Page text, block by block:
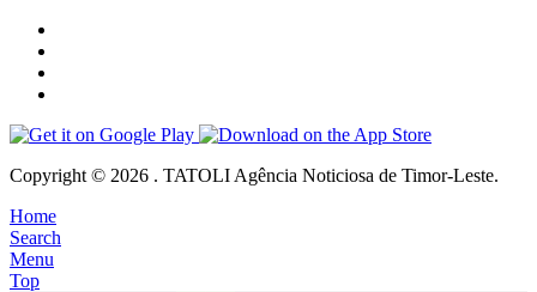
Copyright © 2026 . TATOLI Agência Noticiosa de Timor-Leste.
Home
Search
Menu
Top